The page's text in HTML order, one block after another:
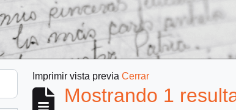
Imprimir vista previa Cerrar
Mostrando 1